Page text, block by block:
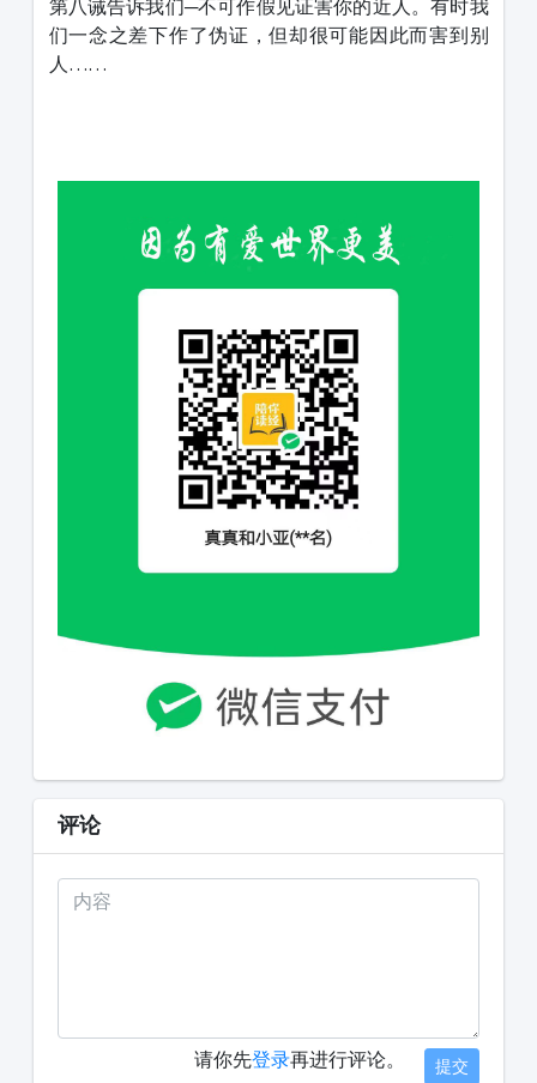
第八诫告诉我们─不可作假见证害你的近人。有时我
们一念之差下作了伪证，但却很可能因此而害到别
人……
评论
请你先登录再进行评论。 提交